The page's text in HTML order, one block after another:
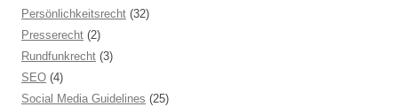
Persönlichkeitsrecht (32)
Presserecht (2)
Rundfunkrecht (3)
SEO (4)
Social Media Guidelines (25)